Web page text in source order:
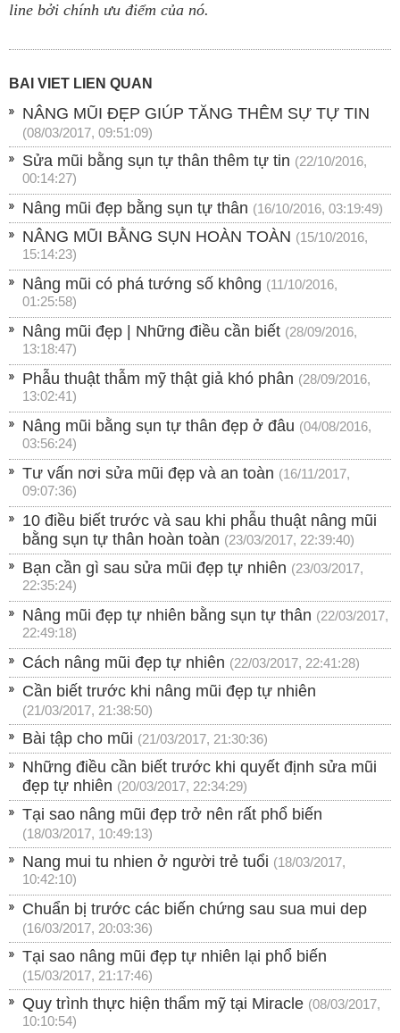
line bởi chính ưu điểm của nó.
BÀI VIẾT LIÊN QUAN
NÂNG MŨI ĐẸP GIÚP TĂNG THÊM SỰ TỰ TIN
(08/03/2017, 09:51:09)
Sửa mũi bằng sụn tự thân thêm tự tin (22/10/2016,
00:14:27)
Nâng mũi đẹp bằng sụn tự thân (16/10/2016, 03:19:49)
NÂNG MŨI BẰNG SỤN HOÀN TOÀN (15/10/2016,
15:14:23)
Nâng mũi có phá tướng số không (11/10/2016,
01:25:58)
Nâng mũi đẹp | Những điều cần biết (28/09/2016,
13:18:47)
Phẫu thuật thẫm mỹ thật giả khó phân (28/09/2016,
13:02:41)
Nâng mũi bằng sụn tự thân đẹp ở đâu (04/08/2016,
03:56:24)
Tư vấn nơi sửa mũi đẹp và an toàn (16/11/2017,
09:07:36)
10 điều biết trước và sau khi phẫu thuật nâng mũi
bằng sụn tự thân hoàn toàn (23/03/2017, 22:39:40)
Bạn cần gì sau sửa mũi đẹp tự nhiên (23/03/2017,
22:35:24)
Nâng mũi đẹp tự nhiên bằng sụn tự thân (22/03/2017,
22:49:18)
Cách nâng mũi đẹp tự nhiên (22/03/2017, 22:41:28)
Cần biết trước khi nâng mũi đẹp tự nhiên
(21/03/2017, 21:38:50)
Bài tập cho mũi (21/03/2017, 21:30:36)
Những điều cần biết trước khi quyết định sửa mũi
đẹp tự nhiên (20/03/2017, 22:34:29)
Tại sao nâng mũi đẹp trở nên rất phổ biến
(18/03/2017, 10:49:13)
Nang mui tu nhien ở người trẻ tuổi (18/03/2017,
10:42:10)
Chuẩn bị trước các biến chứng sau sua mui dep
(16/03/2017, 20:03:36)
Tại sao nâng mũi đẹp tự nhiên lại phổ biến
(15/03/2017, 21:17:46)
Quy trình thực hiện thẩm mỹ tại Miracle (08/03/2017,
10:10:54)